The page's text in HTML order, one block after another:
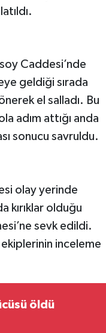
Caddesi’nde
geldiği sırada
el salladı. Bu
adım attığı anda
sonucu savruldu.
olay yerinde
kırıklar olduğu
sevk edildi.
inceleme
öldü